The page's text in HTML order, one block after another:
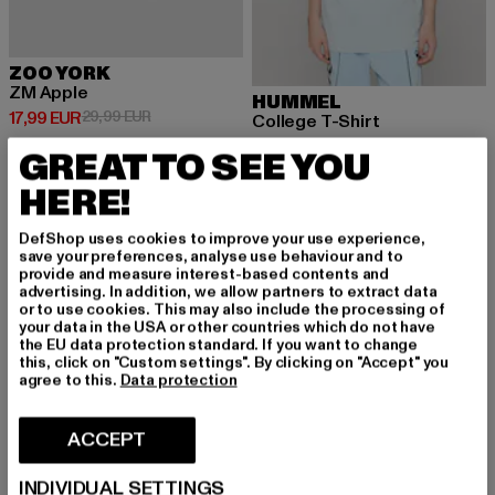
ZOO YORK
ZM Apple
17,99 EUR
Prix courant: 17,99 EUR
29,99 EURPrix en promotion: 29,99 EUR
HUMMEL
College T-Shirt
18,99 EUR
Prix courant: 18,99 EUR
24,99 EURPrix en
-20% NOUVEAU -35%
GREAT TO SEE YOU
HERE!
DefShop uses cookies to improve your use experience,
save your preferences, analyse use behaviour and to
provide and measure interest-based contents and
advertising. In addition, we allow partners to extract data
or to use cookies. This may also include the processing of
your data in the USA or other countries which do not have
the EU data protection standard. If you want to change
this, click on "Custom settings". By clicking on "Accept" you
agree to this. Data protection
ACCEPT
INDIVIDUAL SETTINGS